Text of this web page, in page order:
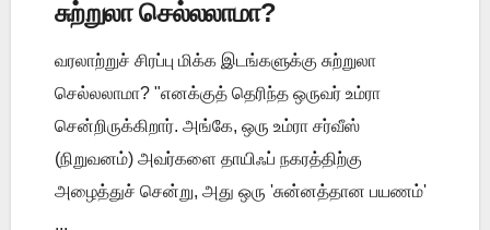
சுற்றுலா செல்லலாமா?
வரலாற்றுச் சிரப்பு மிக்க இடங்களுக்கு சுற்றுலா
செல்லலாமா? "எனக்குத் தெரிந்த ஒருவர் உம்ரா
சென்றிருக்கிறார். அங்கே, ஒரு உம்ரா சர்வீஸ்
(நிறுவனம்) அவர்களை தாயிஃப் நகரத்திற்கு
அழைத்துச் சென்று, அது ஒரு 'சுன்னத்தான பயணம்'
...